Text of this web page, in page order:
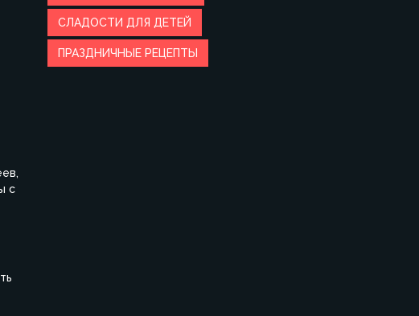
с
СЛАДОСТИ ДЛЯ ДЕТЕЙ
ПРАЗДНИЧНЫЕ РЕЦЕПТЫ